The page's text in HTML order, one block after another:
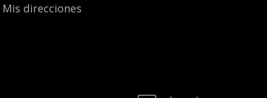
Mis direcciones